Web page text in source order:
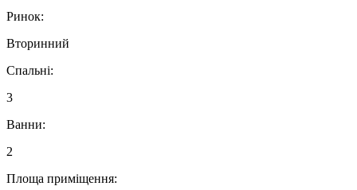
Ринок:
Вторинний
Спальні:
3
Ванни:
2
Площа приміщення: